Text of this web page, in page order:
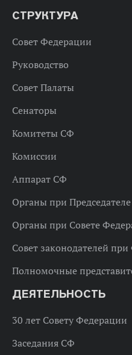
СТРУКТУРА
Совет Федерации
Руководство
Совет Палаты
Сенаторы
Комитеты СФ
Комиссии
Аппарат СФ
Органы при Председателе
Органы при Совете
Совет законодателей
Полномочные
ДЕЯТЕЛЬНОСТЬ
30 лет Совету Федерации
Заседания СФ